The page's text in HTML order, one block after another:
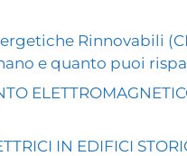
Rinnovabili
e quanto puoi
IN EDIFICI